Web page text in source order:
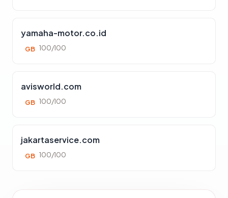
yamaha-motor.co.id
GB 100/100
avisworld.com
GB 100/100
jakartaservice.com
GB 100/100